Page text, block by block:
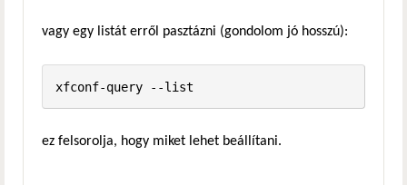
vagy egy listát erről pasztázni (gondolom jó hosszú):
xfconf-query --list
ez felsorolja, hogy miket lehet beállítani.